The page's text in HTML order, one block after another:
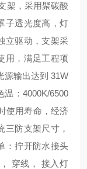
架，采用聚碳酸
子透光度高，灯
立驱动，支架采
用，满足工程项
源输出达到 31W
温：4000K/6500
使用寿命， 经济
三防支架尺寸，
：拧开防水接头
穿线， 接入灯